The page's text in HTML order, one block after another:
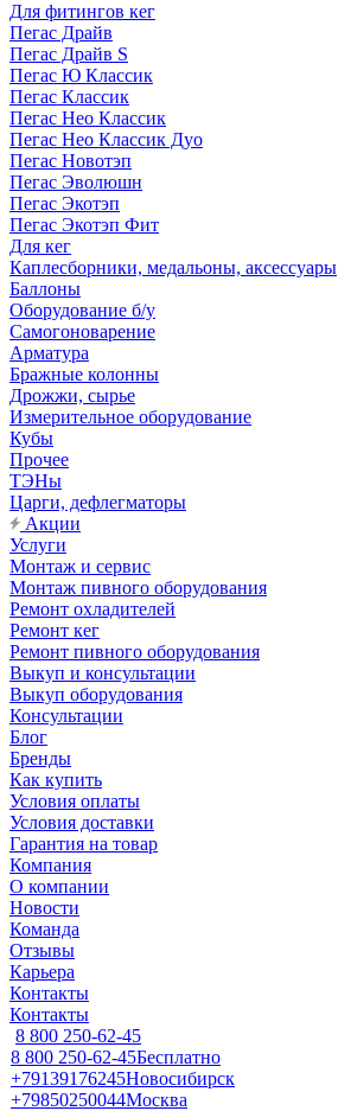
Для фитингов кег
Пегас Драйв
Пегас Драйв S
Пегас Ю Классик
Пегас Классик
Пегас Нео Классик
Пегас Нео Классик Дуо
Пегас Новотэп
Пегас Эволюшн
Пегас Экотэп
Пегас Экотэп Фит
Для кег
Каплесборники, медальоны, аксессуары
Баллоны
Оборудование б/у
Самогоноварение
Арматура
Бражные колонны
Дрожжи, сырье
Измерительное оборудование
Кубы
Прочее
ТЭНы
Царги, дефлегматоры
Акции
Услуги
Монтаж и сервис
Монтаж пивного оборудования
Ремонт охладителей
Ремонт кег
Ремонт пивного оборудования
Выкуп и консультации
Выкуп оборудования
Консультации
Блог
Бренды
Как купить
Условия оплаты
Условия доставки
Гарантия на товар
Компания
О компании
Новости
Команда
Отзывы
Карьера
Контакты
Контакты
8 800 250-62-45
8 800 250-62-45Бесплатно
+79139176245Новосибирск
+79850250044Москва